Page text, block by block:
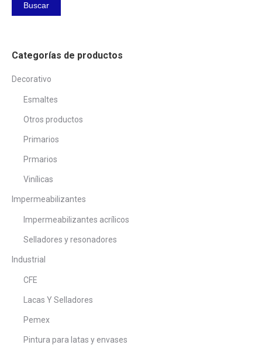
Buscar
Categorías de productos
Decorativo
Esmaltes
Otros productos
Primarios
Prmarios
Vinílicas
Impermeabilizantes
Impermeabilizantes acrílicos
Selladores y resonadores
Industrial
CFE
Lacas Y Selladores
Pemex
Pintura para latas y envases